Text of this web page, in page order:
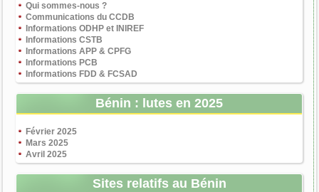
Qui sommes-nous ?
Communications du CCDB
Informations ODHP et INIREF
Informations CSTB
Informations APP & CPFG
Informations PCB
Informations FDD & FCSAD
Bénin : lutes en 2025
Février 2025
Mars 2025
Avril 2025
Sites relatifs au Bénin